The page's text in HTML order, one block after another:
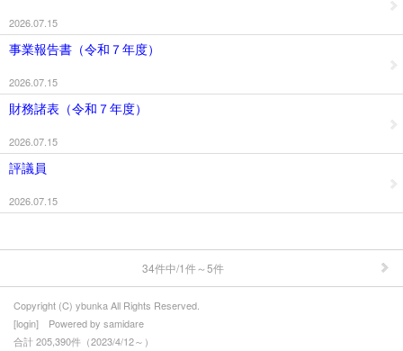
2026.07.15
事業報告書（令和７年度）
2026.07.15
財務諸表（令和７年度）
2026.07.15
評議員
2026.07.15
34件中/1件～5件
Copyright (C) ybunka All Rights Reserved.
[login] Powered by samidare
合計 205,390件（2023/4/12～）